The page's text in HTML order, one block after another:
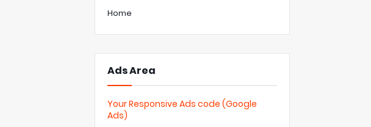
Home
Ads Area
Your Responsive Ads code (Google
Ads)